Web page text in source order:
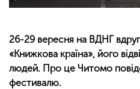
26-29 вересня на ВДНГ
«Книжкова країна», його
людей. Про це Читомо
фестивалю.